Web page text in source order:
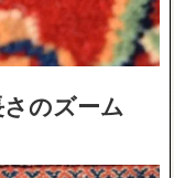
のズーム